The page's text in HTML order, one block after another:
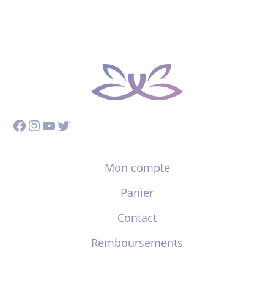
Facebook
Instagram
YouTube
Twitter
Mon compte
Panier
Contact
Remboursements